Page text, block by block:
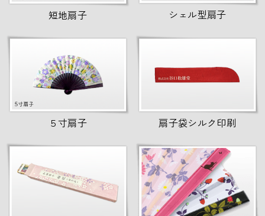
短地扇子 シェル型扇子
５寸扇子 扇子袋シルク印刷